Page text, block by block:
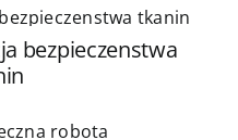
bezpieczenstwa